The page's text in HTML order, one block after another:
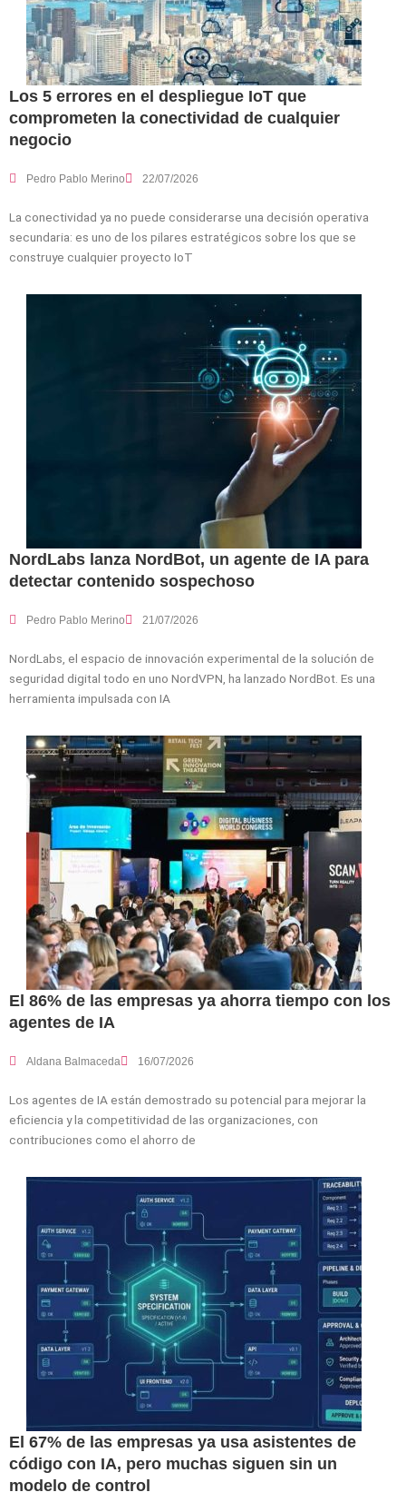
Los 5 errores en el despliegue IoT que
comprometen la conectividad de cualquier
negocio
Pedro Pablo Merino 22/07/2026
La conectividad ya no puede considerarse una decisión operativa
secundaria: es uno de los pilares estratégicos sobre los que se
construye cualquier proyecto IoT
NordLabs lanza NordBot, un agente de IA para
detectar contenido sospechoso
Pedro Pablo Merino 21/07/2026
NordLabs, el espacio de innovación experimental de la solución de
seguridad digital todo en uno NordVPN, ha lanzado NordBot. Es una
herramienta impulsada con IA
El 86% de las empresas ya ahorra tiempo con los
agentes de IA
Aldana Balmaceda 16/07/2026
Los agentes de IA están demostrado su potencial para mejorar la
eficiencia y la competitividad de las organizaciones, con
contribuciones como el ahorro de
El 67% de las empresas ya usa asistentes de
código con IA, pero muchas siguen sin un
modelo de control